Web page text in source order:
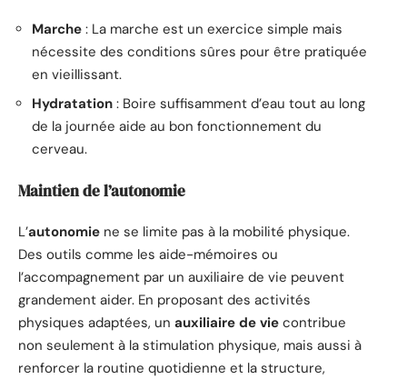
Marche : La marche est un exercice simple mais
nécessite des conditions sûres pour être pratiquée
en vieillissant.
Hydratation : Boire suffisamment d’eau tout au long
de la journée aide au bon fonctionnement du
cerveau.
Maintien de l’autonomie
L’autonomie ne se limite pas à la mobilité physique.
Des outils comme les aide-mémoires ou
l’accompagnement par un auxiliaire de vie peuvent
grandement aider. En proposant des activités
physiques adaptées, un auxiliaire de vie contribue
non seulement à la stimulation physique, mais aussi à
renforcer la routine quotidienne et la structure,